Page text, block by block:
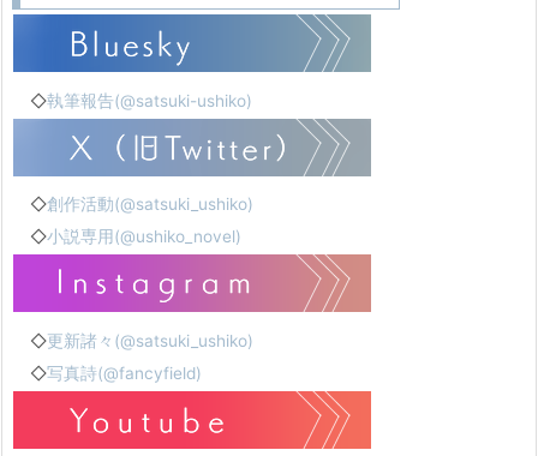
◇執筆報告(@satsuki-ushiko)
◇創作活動(@satsuki_ushiko)
◇小説専用(@ushiko_novel)
◇更新諸々(@satsuki_ushiko)
◇写真詩(@fancyfield)